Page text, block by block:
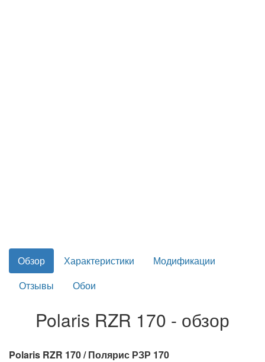
Обзор Характеристики
Модификации
Отзывы
Обои
Polaris RZR 170 - обзор
Polaris RZR 170 / Полярис РЗР 170